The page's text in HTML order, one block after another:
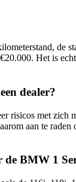
de
Het is
dealer?
met zich
aan te
de BMW 1